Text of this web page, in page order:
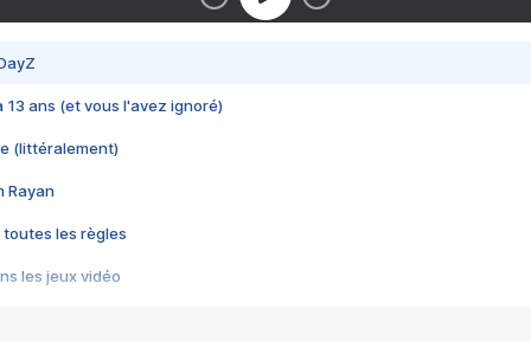
13 ans (et vous l'avez ignoré)
(littéralement)
Rayan
toutes les règles
les jeux vidéo